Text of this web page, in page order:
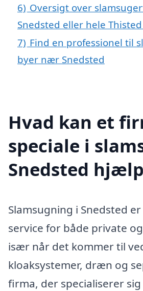
6) Oversigt over
Snedsted eller hele
7) Find en professionel til
byer nær Snedsted
Hvad kan et
speciale i
Snedsted
Slamsugning i Snedsted
service for både private
især når det kommer til
kloaksystemer, dræn og
firma, der specialiserer